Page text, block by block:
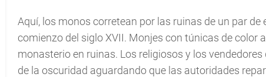
Aquí, los monos corretean por las ruinas de un par
comienzo del siglo XVII. Monjes con túnicas de color
monasterio en ruinas. Los religiosos y los
de la oscuridad aguardando que las autoridades